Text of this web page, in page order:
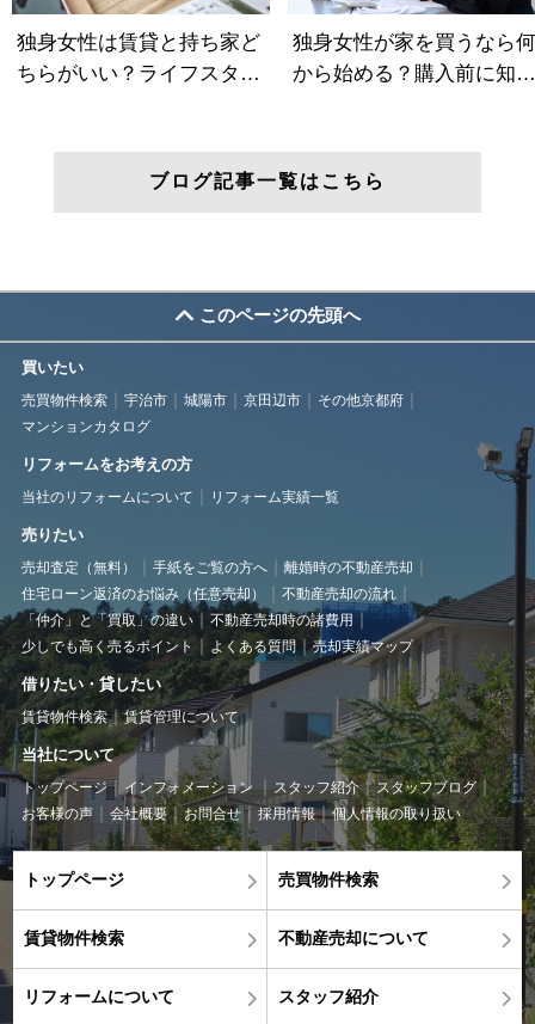
ブログ記事一覧はこちら
このページの先頭へ
買いたい
売買物件検索 宇治市 城陽市 京田辺市
その他京都府
マンションカタログ
リフォームをお考えの方
当社のリフォームについて リフォーム実績一覧
売りたい
売却査定（無料） 手紙をご覧の方へ
離婚時の不動産売却
住宅ローン返済のお悩み（任意売却）
不動産売却の流れ
「仲介」と「買取」の違い
不動産売却時の諸費用
少しでも高く売るポイント
よくある質問 売却実績マップ
借りたい・貸したい
賃貸物件検索 賃貸管理について
当社について
トップページ インフォメーション スタッフ紹介
スタッフブログ
お客様の声
会社概要 お問合せ 採用情報 個人情報の取り扱い
トップページ 売買物件検索
賃貸物件検索 不動産売却について
リフォームについて スタッフ紹介